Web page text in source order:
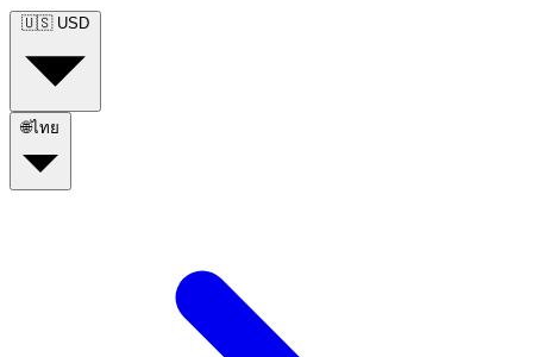
🇺🇸 USD
🌐ไทย